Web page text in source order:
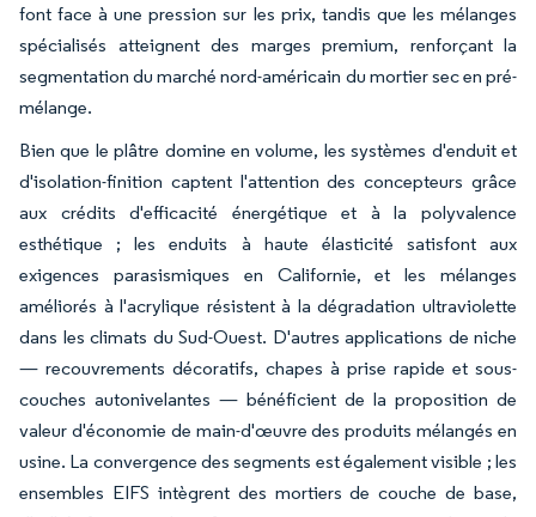
font face à une pression sur les prix, tandis que les mélanges
spécialisés atteignent des marges premium, renforçant la
segmentation du marché nord-américain du mortier sec en pré-
mélange.
Bien que le plâtre domine en volume, les systèmes d'enduit et
d'isolation-finition captent l'attention des concepteurs grâce
aux crédits d'efficacité énergétique et à la polyvalence
esthétique ; les enduits à haute élasticité satisfont aux
exigences parasismiques en Californie, et les mélanges
améliorés à l'acrylique résistent à la dégradation ultraviolette
dans les climats du Sud-Ouest. D'autres applications de niche
— recouvrements décoratifs, chapes à prise rapide et sous-
couches autonivelantes — bénéficient de la proposition de
valeur d'économie de main-d'œuvre des produits mélangés en
usine. La convergence des segments est également visible ; les
ensembles EIFS intègrent des mortiers de couche de base,